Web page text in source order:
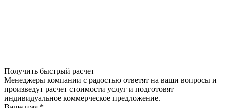
Получить быстрый расчет
Менеджеры компании с радостью ответят на ваши вопросы и
произведут расчет стоимости услуг и подготовят
индивидуальное коммерческое предложение.